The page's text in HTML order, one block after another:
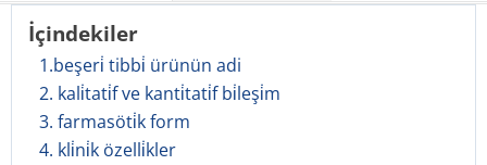
İçindekiler
1.beşeri̇ tibbi̇ ürünün adi
2. kali̇tati̇f ve kanti̇tati̇f bi̇leşi̇m
3. farmasöti̇k form
4. kli̇ni̇k özelli̇kler